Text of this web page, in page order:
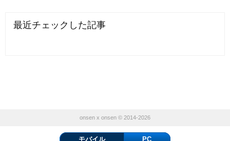
最近チェックした記事
onsen x onsen © 2014-2026
モバイル PC